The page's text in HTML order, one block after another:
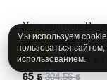
Увлажнитель
Лот#49853
Выгода 239.56 ƃ (-
65 ƃ 304.56 ƃ
Мы используем
пользоваться
использованием.